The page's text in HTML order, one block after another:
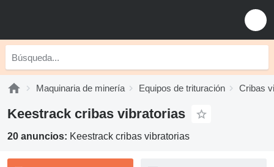
Maquinaria de minería Equipos de trituración Cribas
Keestrack cribas vibratorias
20 anuncios: Keestrack cribas vibratorias